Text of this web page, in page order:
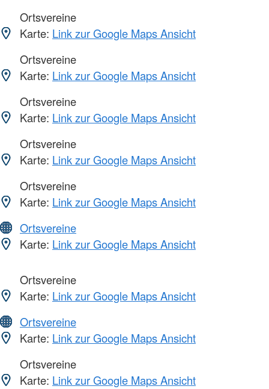
Ortsvereine
Karte: Link zur Google Maps Ansicht
Ortsvereine
Karte: Link zur Google Maps Ansicht
Ortsvereine
Karte: Link zur Google Maps Ansicht
Ortsvereine
Karte: Link zur Google Maps Ansicht
Ortsvereine
Karte: Link zur Google Maps Ansicht
Ortsvereine
Karte: Link zur Google Maps Ansicht
Ortsvereine
Karte: Link zur Google Maps Ansicht
Ortsvereine
Karte: Link zur Google Maps Ansicht
Ortsvereine
Karte: Link zur Google Maps Ansicht